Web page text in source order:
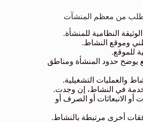
تُطلب من معظم المنشآت
النظامية للمنشأة.
وموقع النشاط.
للموقع.
حدود المنشأة ومناطق
والعمليات التشغيلية.
في النشاط، إن وجدت.
أو الانبعاثات أو الصرف أو
أخرى مرتبطة بالنشاط.